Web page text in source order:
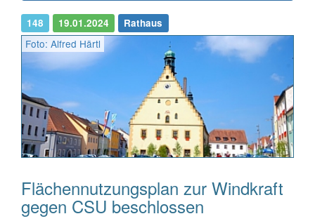
148 19.01.2024 Rathaus
Foto: Alfred Härtl
Flächennutzungsplan zur Windkraft
gegen CSU beschlossen